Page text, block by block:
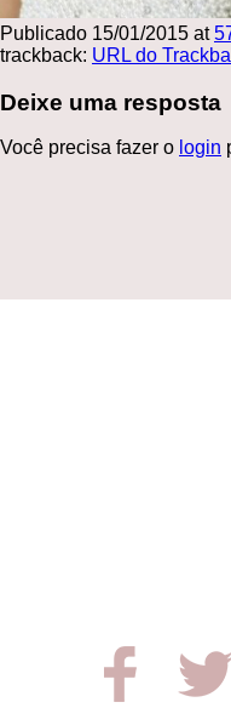
Publicado 15/01/2015 at
trackback: URL do
Deixe uma resposta
Você precisa fazer o login